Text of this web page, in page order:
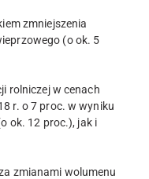
zmniejszenia
(o ok. 5
rolniczej w cenach
r. o 7 proc. w wyniku
ok. 12 proc.), jak i
zmianami wolumenu